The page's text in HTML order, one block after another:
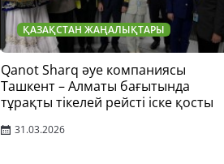
ҚАЗАҚСТАН ЖАҢАЛЫҚТАРЫ
Qanot Sharq әуе компаниясы
Ташкент – Алматы бағытында
тұрақты тікелей рейсті іске қосты
31.03.2026